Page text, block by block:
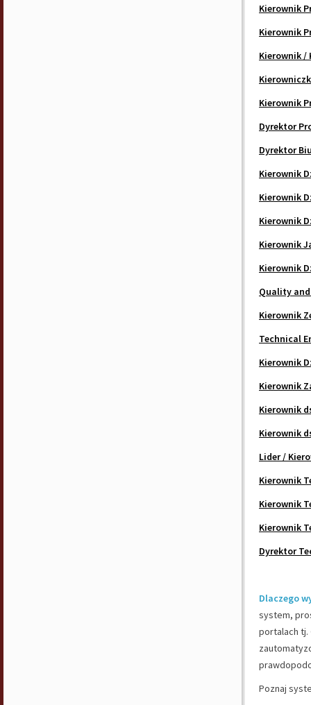
Kierownik
Kierownik
Kierownik /
Kierownik
Dyrektor
Dyrektor
Kierownik
Kierownik
Kierownik
Kierownik
Kierownik
Quality and
Kierownik
Technical
Kierownik
Kierownik
Kierownik
Kierownik
Lider /
Kierownik
Kierownik
Kierownik
Dyrektor
Dlaczego
system,
portalach tj.
Poznaj